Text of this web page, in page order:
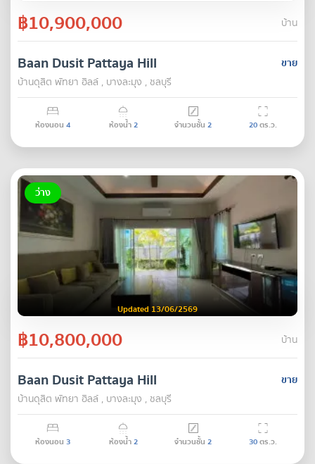
฿10,900,000 บ้าน
ขาย
Baan Dusit Pattaya Hill
บ้านดุสิต พัทยา ฮิลล์ , บางละมุง , ชลบุรี
ห้องนอน 4 ห้องน้ำ2 จำนวนชั้น 2 20ตร.ว.
ว่าง
Updated 13/06/2569
฿10,800,000 บ้าน
ขาย
Baan Dusit Pattaya Hill
บ้านดุสิต พัทยา ฮิลล์ , บางละมุง , ชลบุรี
ห้องนอน 3 ห้องน้ำ2 จำนวนชั้น 2 30ตร.ว.